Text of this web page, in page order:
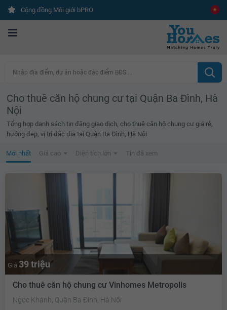
Cộng đồng Môi giới bPRO
Nhập địa điểm, dự án hoặc đặc điểm BĐS ...
Cho thuê căn hộ chung cư tại Quận Ba Đình, Hà
Nội
Tổng hợp danh sách tin đăng giao dịch, cho thuê căn hộ chung cư giá rẻ,
hướng đẹp, vị trí đắc địa tại Quận Ba Đình, Hà Nội
Mới nhất Giá cao Diện tích lớn Tin đã xem
Giá 39 triệu
Cho thuê căn hộ chung cư Vinhomes Metropolis
Ngọc Khánh, Quận Ba Đình, Hà Nội